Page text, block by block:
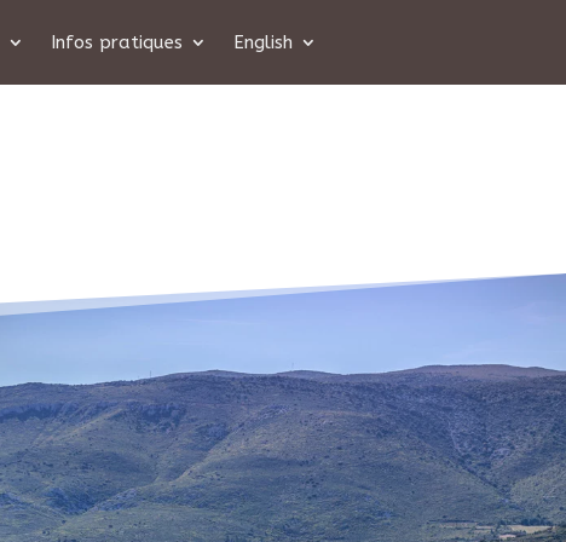
Infos pratiques English